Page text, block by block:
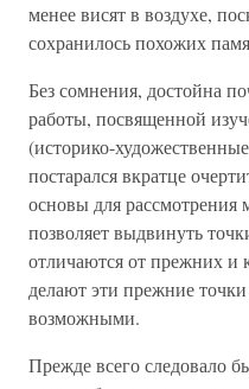
менее висят в воздухе,
сохранилось похожих
Без сомнения, достойна
работы, посвященной
(историко-
постарался вкратце
основы для рассмотрения
позволяет выдвинуть
отличаются от прежних и
делают эти прежние
возможными.
Прежде всего следовало